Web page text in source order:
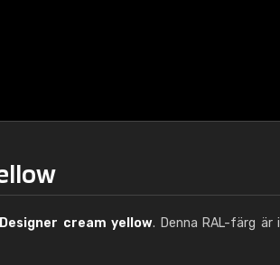
Designer cream yellow. Denna RAL-färg är i